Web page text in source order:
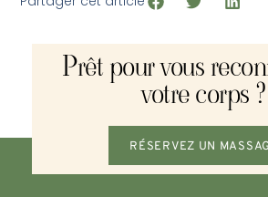
Prêt pour vous
votre corps ?
RÉSERVEZ UN